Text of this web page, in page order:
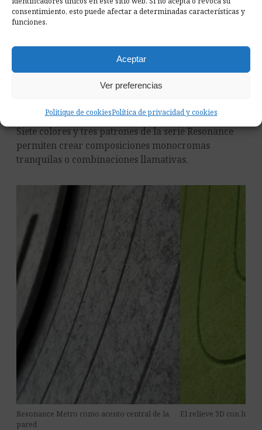
consentimiento, esto puede afectar a determinadas características y
funciones.
Aceptar
Ver preferencias
Politique de cookiesPolítica de privacidad y cookies
palettePide muestras de tejido a casa ver el producto
PROYECTOS
Un relieve que transforma la
pared con luz y sombra
Siete colores y tres patrones de la serie Resonance
permiten crear composiciones monocromas
tranquilas o combinaciones llamativas.
Resonance Metro como acento central de la
pared
El relieve 3D con luz